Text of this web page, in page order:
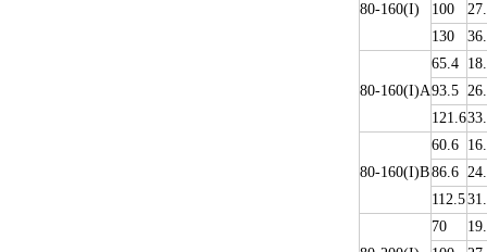
80-160(I)
100
130
80-160(I)A
65.4
93.5
121.6
80-160(I)B
60.6
86.6
112.5
70